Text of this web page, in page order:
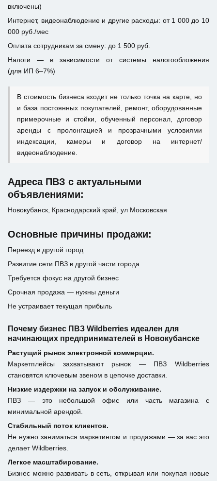
включены)
Интернет, видеонаблюдение и другие расходы: от 1 000 до 10
000 руб./мес
Оплата сотрудникам за смену: до 1 500 руб.
Налоги — в зависимости от системы налогообложения
(для ИП 6–7%)
В стоимость бизнеса входит не только точка на карте, но
и база постоянных покупателей, ремонт, оборудованные
примерочные и стойки, обученный персонал, договор
аренды с пролонгацией и прозрачными условиями
индексации, камеры и договор на интернет/
видеонаблюдение.
Адреса ПВЗ с актуальными
объявлениями:
Новокубанск, Краснодарский край, ул Московская
Основные причины продажи:
Переезд в другой город
Развитие сети ПВЗ в другой части города
Требуется фокус на другой бизнес
Срочная продажа — нужны деньги
Не устраивает текущая прибыль
Почему бизнес ПВЗ Wildberries идеален для
начинающих предпринимателей в Новокубанске
Растущий рынок электронной коммерции.
Маркетплейсы захватывают рынок — ПВЗ Wildberries
становятся ключевым звеном в цепочке доставки.
Низкие издержки на запуск и обслуживание.
ПВЗ — это небольшой офис или часть магазина с
минимальной арендой.
Стабильный поток клиентов.
Не нужно заниматься маркетингом и продажами — за вас это
делает Wildberries.
Легкое масштабирование.
Бизнес можно развивать в сеть, открывая или покупая новые